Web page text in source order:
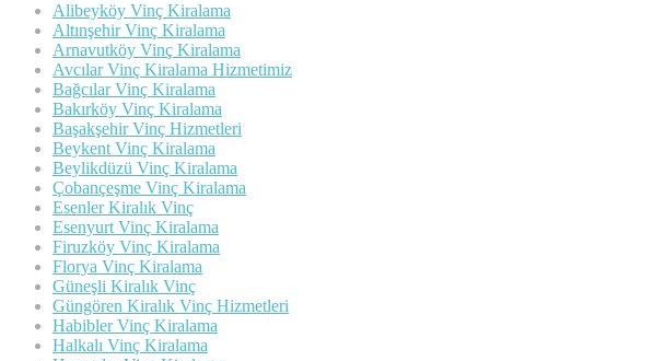
Alibeyköy Vinç Kiralama
Altınşehir Vinç Kiralama
Arnavutköy Vinç Kiralama
Avcılar Vinç Kiralama Hizmetimiz
Bağcılar Vinç Kiralama
Bakırköy Vinç Kiralama
Başakşehir Vinç Hizmetleri
Beykent Vinç Kiralama
Beylikdüzü Vinç Kiralama
Çobançeşme Vinç Kiralama
Esenler Kiralık Vinç
Esenyurt Vinç Kiralama
Firuzköy Vinç Kiralama
Florya Vinç Kiralama
Güneşli Kiralık Vinç
Güngören Kiralık Vinç Hizmetleri
Habibler Vinç Kiralama
Halkalı Vinç Kiralama